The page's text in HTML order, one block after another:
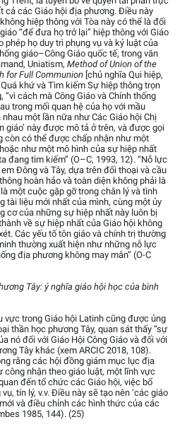
cả các Giáo hội địa phương. Điều này
hiệp thông với Tòa này có thể là đối
“để đưa họ trở lại” hiệp thông với Giáo
phép họ duy trì phụng vụ và kỷ luật của
giáo–Công Giáo quốc tế, trong văn
Uniatism, Method of Union of the
for Full Communion [chủ nghĩa Qui hiệp,
khứ và Tìm kiếm Sự hiệp thông trọn
“vì cách mà Công Giáo và Chính thống
trong mối quan hệ của họ với mầu
một lần nữa như Các Giáo hội Chị
giáo’ này được mô tả ở trên, và được gọi
còn có thể được chấp nhận như một
như một mô hình của sự hiệp nhất
đang tìm kiếm” (O–C, 1993, 12). “Nỗ lực
Đông và Tây, dựa trên đối thoại và cầu
hoàn hảo và toàn diện không phải là
một cuộc gặp gỡ trong chân lý và tình
tài liệu mới nhất của mình, cùng một ủy
cơ của những sự hiệp nhất này luôn bị
về sự hiệp nhất của Giáo hội không
Các yếu tố tôn giáo và chính trị thường
thường xuất hiện như những nỗ lực
địa phương không may mắn” (O-C
Tây: ý nghĩa giáo hội học của bình
vực trong Giáo hội Latinh cũng được ủng
thần học phương Tây, quan sát thấy “sự
nó đối với Giáo Hội Công Giáo và đối với
Tây khác (xem ARCIC 2018, 108).
rằng các hội đồng giám mục lục địa
công nhận theo giáo luật, một lĩnh vực
đến tổ chức các Giáo hội, việc bổ
tín lý, v.v. Điều này sẽ tạo nên ‘các giáo
và điều chỉnh các hình thức của các
1985, 144). (25)